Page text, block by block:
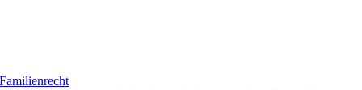
Familienrecht